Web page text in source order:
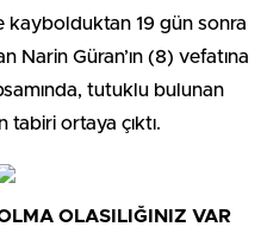
kaybolduktan 19 gün sonra
Narin Güran’ın (8) vefatına
tutuklu bulunan
tabiri ortaya çıktı.
OLASILIĞINIZ VAR